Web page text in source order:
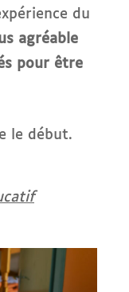
du
agréable
pour être
le début.